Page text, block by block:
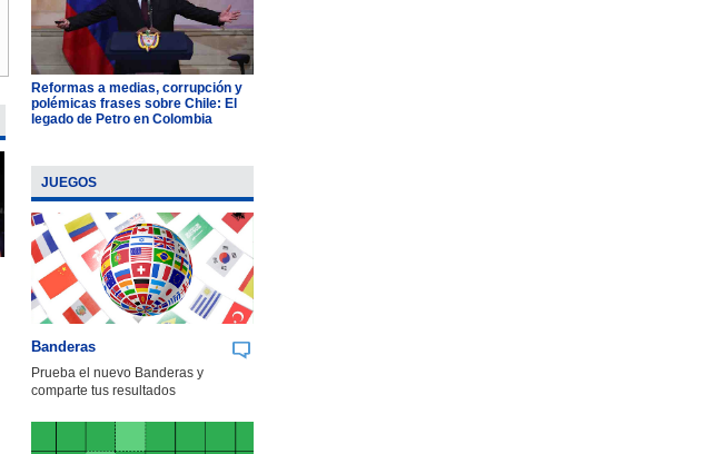
Reformas a medias, corrupción y
polémicas frases sobre Chile: El
legado de Petro en Colombia
JUEGOS
Banderas
Prueba el nuevo Banderas y
comparte tus resultados